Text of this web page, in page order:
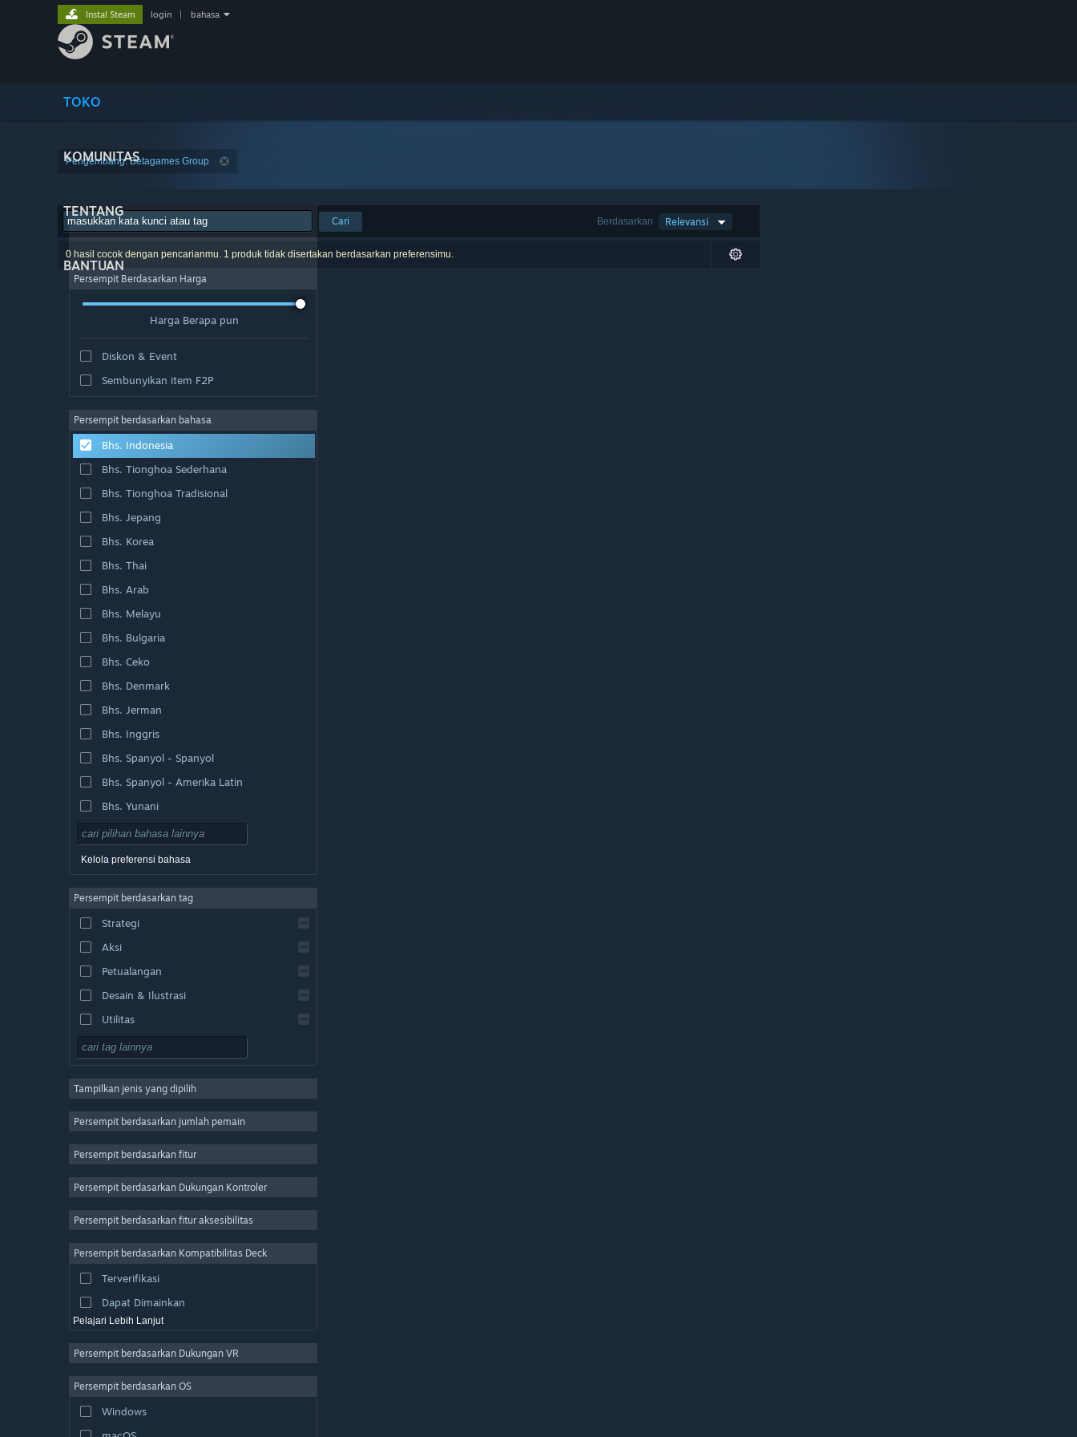
TOKO
KOMUNITAS
TENTANG
BANTUAN
Instal Steam login bahasa
Pengembang: Betagames Group
Berdasarkan Relevansi
Cari
0 hasil cocok dengan pencarianmu. 1 produk tidak disertakan berdasarkan preferensimu.
Persempit Berdasarkan Harga
Harga Berapa pun
Diskon & Event
Sembunyikan item F2P
Persempit berdasarkan bahasa
Bhs. Indonesia
Bhs. Tionghoa Sederhana
Bhs. Tionghoa Tradisional
Bhs. Jepang
Bhs. Korea
Bhs. Thai
Bhs. Arab
Bhs. Melayu
Bhs. Bulgaria
Bhs. Ceko
Bhs. Denmark
Bhs. Jerman
Bhs. Inggris
Bhs. Spanyol - Spanyol
Bhs. Spanyol - Amerika Latin
Bhs. Yunani
Kelola preferensi bahasa
Persempit berdasarkan tag
Strategi
Aksi
Petualangan
Desain & Ilustrasi
Utilitas
F2P
MMO
Indie
Kasual
Simulasi
Produksi Video
Pengeditan Foto
Tampilkan jenis yang dipilih
Persempit berdasarkan jumlah pemain
Persempit berdasarkan fitur
Persempit berdasarkan Dukungan Kontroler
Persempit berdasarkan fitur aksesibilitas
Persempit berdasarkan Kompatibilitas Deck
Terverifikasi
Dapat Dimainkan
Pelajari Lebih Lanjut
Persempit berdasarkan Dukungan VR
Persempit berdasarkan OS
Windows